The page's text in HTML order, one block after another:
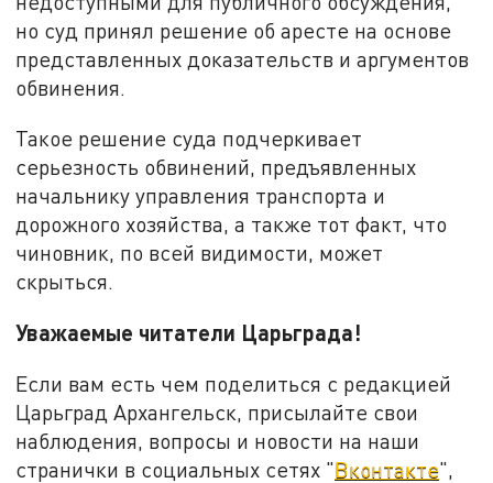
но суд принял решение об аресте на основе
представленных доказательств и аргументов
обвинения.
Такое решение суда подчеркивает
серьезность обвинений, предъявленных
начальнику управления транспорта и
дорожного хозяйства, а также тот факт, что
чиновник, по всей видимости, может
скрыться.
Уважаемые читатели Царьграда!
Если вам есть чем поделиться с редакцией
Царьград Архангельск, присылайте свои
наблюдения, вопросы и новости на наши
странички в социальных сетях "Вконтакте",